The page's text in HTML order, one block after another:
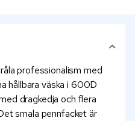
professionalism med
hållbara väska i 600D
dragkedja och flera
smala pennfacket är